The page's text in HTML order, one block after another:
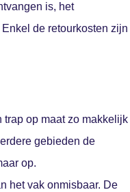
is, het
de retourkosten zijn
op maat zo makkelijk
gebieden de
op.
het vak onmisbaar. De